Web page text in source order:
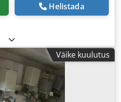
Helistada
Väike kuulutus